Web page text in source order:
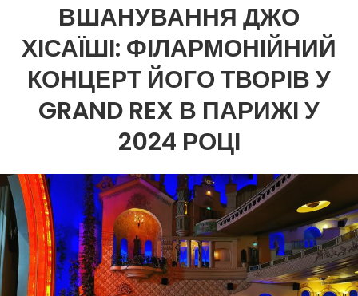
ВШАНУВАННЯ ДЖО
ХІСАЇШІ: ФІЛАРМОНІЙНИЙ
КОНЦЕРТ ЙОГО ТВОРІВ У
GRAND REX В ПАРИЖІ У
2024 РОЦІ